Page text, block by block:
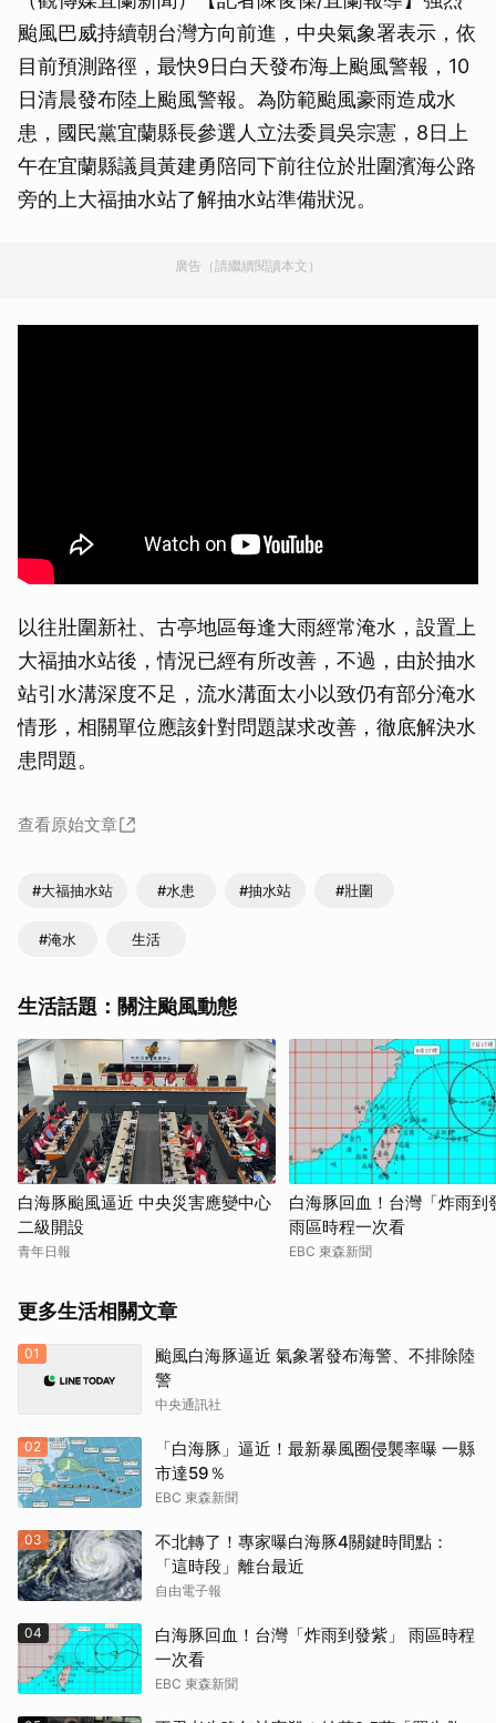
颱風巴威持續朝台灣方向前進，中央氣象署表示，依
目前預測路徑，最快9日白天發布海上颱風警報，10
日清晨發布陸上颱風警報。為防範颱風豪雨造成水
患，國民黨宜蘭縣長參選人立法委員吳宗憲，8日上
午在宜蘭縣議員黃建勇陪同下前往位於壯圍濱海公路
旁的上大福抽水站了解抽水站準備狀況。
廣告（請繼續閱讀本文）
以往壯圍新社、古亭地區每逢大雨經常淹水，設置上
大福抽水站後，情況已經有所改善，不過，由於抽水
站引水溝深度不足，流水溝面太小以致仍有部分淹水
情形，相關單位應該針對問題謀求改善，徹底解決水
患問題。
查看原始文章
#大福抽水站 #水患 #抽水站 #壯圍
#淹水 生活
生活話題：關注颱風動態
白海豚颱風逼近 中央災害應變中心
二級開設
青年日報
白海豚回血！台灣「炸雨到
雨區時程一次看
EBC 東森新聞
更多生活相關文章
01
颱風白海豚逼近 氣象署發布海警、不排除陸
警
中央通訊社
02
「白海豚」逼近！最新暴風圈侵襲率曝 一縣
市達59％
EBC 東森新聞
03
不北轉了！專家曝白海豚4關鍵時間點：
「這時段」離台最近
自由電子報
04
白海豚回血！台灣「炸雨到發紫」 雨區時程
一次看
EBC 東森新聞